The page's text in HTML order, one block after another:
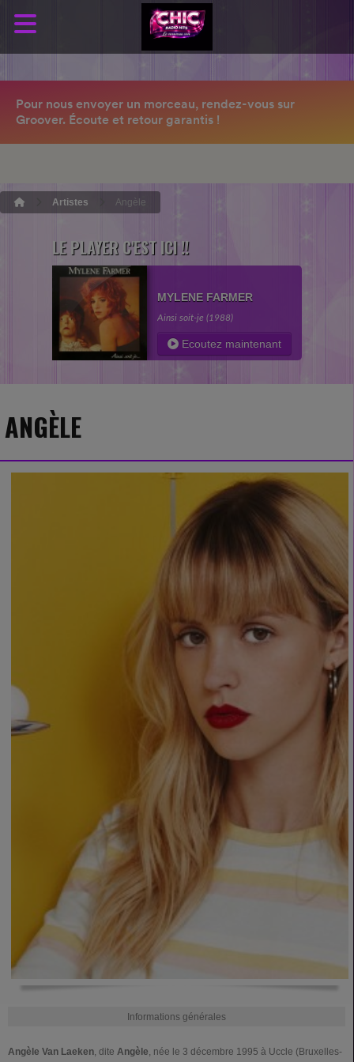
Artistes Angèle
LE PLAYER C'EST ICI !!
MYLENE FARMER
Ainsi soit-je (1988)
Ecoutez maintenant
ANGÈLE
Informations générales
Angèle Van Laeken, dite Angèle, née le 3 décembre 1995 à Uccle (Bruxelles-